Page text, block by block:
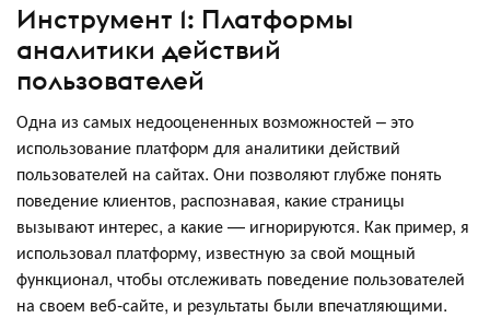
Инструмент 1: Платформы
аналитики действий
пользователей
Одна из самых недооцененных возможностей – это
использование платформ для аналитики действий
пользователей на сайтах. Они позволяют глубже понять
поведение клиентов, распознавая, какие страницы
вызывают интерес, а какие — игнорируются. Как пример, я
использовал платформу, известную за свой мощный
функционал, чтобы отслеживать поведение пользователей
на своем веб-сайте, и результаты были впечатляющими.